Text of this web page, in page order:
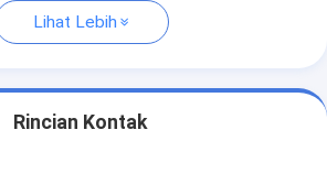
Lihat Lebih
Rincian Kontak